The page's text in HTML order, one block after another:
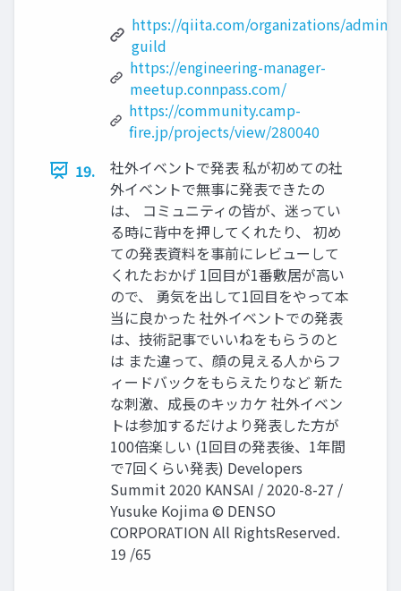
https://qiita.com/organizations/admin-
guild
https://engineering-manager-
meetup.connpass.com/
https://community.camp-
fire.jp/projects/view/280040
19.
社外イベントで発表 私が初めての社
外イベントで無事に発表できたの
は、 コミュニティの皆が、迷ってい
る時に背中を押してくれたり、 初め
ての発表資料を事前にレビューして
くれたおかげ 1回目が1番敷居が高い
ので、 勇気を出して1回目をやって本
当に良かった 社外イベントでの発表
は、技術記事でいいねをもらうのと
は また違って、顔の見える人からフ
ィードバックをもらえたりなど 新た
な刺激、成長のキッカケ 社外イベン
トは参加するだけより発表した方が
100倍楽しい (1回目の発表後、1年間
で7回くらい発表) Developers
Summit 2020 KANSAI / 2020-8-27 /
Yusuke Kojima © DENSO
CORPORATION All RightsReserved.
19 /65